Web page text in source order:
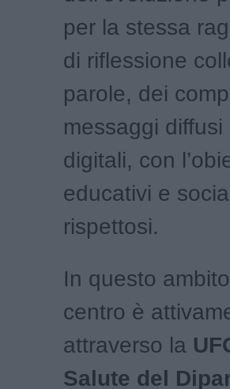
per la stessa
di riflessione
parole, dei
messaggi
digitali, con
educativi e
rispettosi.
In questo
centro è
attraverso la
Salute del